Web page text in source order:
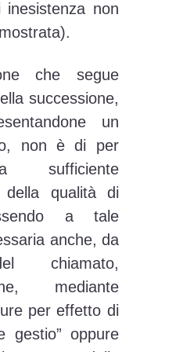
inesistenza non
che segue
successione,
un
non è di per
sufficiente
della qualità di
a tale
anche, da
chiamato,
mediante
per effetto di
gestio” oppure